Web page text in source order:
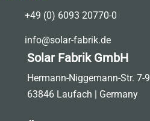
+49 (0) 6093 20770-0
info@solar-fabrik.de
Solar Fabrik GmbH
Hermann-Niggemann-Str. 7-9
63846 Laufach | Germany